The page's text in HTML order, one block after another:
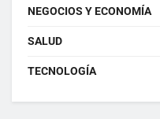
NEGOCIOS Y ECONOMÍA
SALUD
TECNOLOGÍA